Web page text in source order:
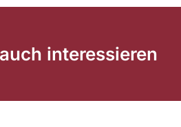
interessieren